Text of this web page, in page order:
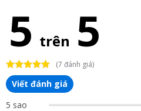
5 trên 5
(7 đánh giá)
Viết đánh giá
5 sao